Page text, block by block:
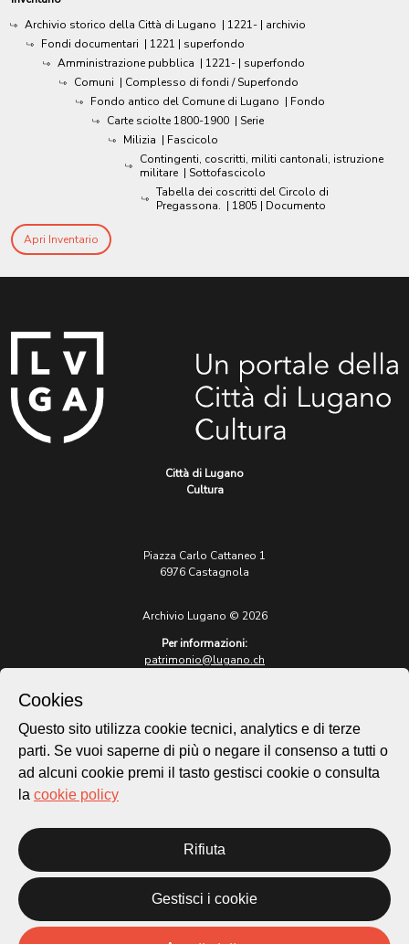
Archivio storico della Città di Lugano | 1221- | archivio
Fondi documentari | 1221 | superfondo
Amministrazione pubblica | 1221- | superfondo
Comuni | Complesso di fondi / Superfondo
Fondo antico del Comune di Lugano | Fondo
Carte sciolte 1800-1900 | Serie
Milizia | Fascicolo
Contingenti, coscritti, militi cantonali, istruzione
militare | Sottofascicolo
Tabella dei coscritti del Circolo di
Pregassona. | 1805 | Documento
Apri Inventario
Città di Lugano
Cultura
Piazza Carlo Cattaneo 1
6976 Castagnola
Archivio Lugano © 2026
Per informazioni:
patrimonio@lugano.ch
lugano.ch
Cookie policy
Homepage
Temi
Mappa
Novità
Progetti
Cookies
Questo sito utilizza cookie tecnici, analytics e di terze
parti. Se vuoi saperne di più o negare il consenso a tutti o
ad alcuni cookie premi il tasto gestisci cookie o consulta
la cookie policy
Rifiuta
Gestisci i cookie